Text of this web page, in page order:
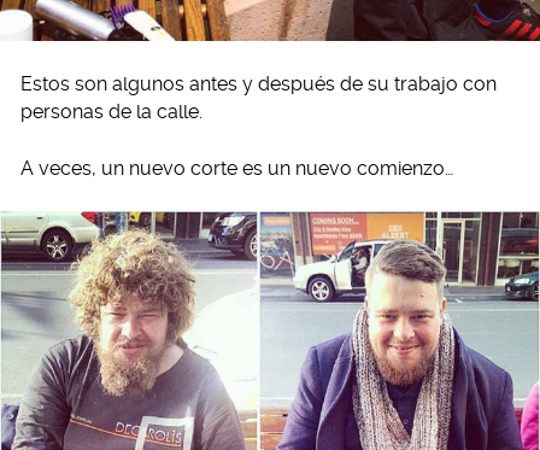
Estos son algunos antes y después de su trabajo con
personas de la calle.
A veces, un nuevo corte es un nuevo comienzo…